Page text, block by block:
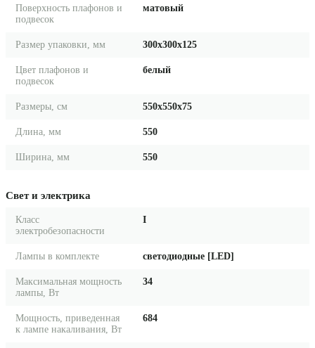
Поверхность плафонов и
подвесок
матовый
Размер упаковки, мм 300x300x125
Цвет плафонов и
подвесок
белый
Размеры, см 550x550x75
Длина, мм 550
Ширина, мм 550
Свет и электрика
Класс
электробезопасности
I
Лампы в комплекте светодиодные [LED]
Максимальная мощность
лампы, Вт
34
Мощность, приведенная
к лампе накаливания, Вт
684